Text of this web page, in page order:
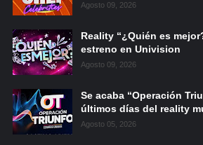
Agosto 09, 2026
Reality “¿Quién es
estreno en Univision
Agosto 09, 2026
Se acaba “Operación
últimos días del reality
Agosto 05, 2026